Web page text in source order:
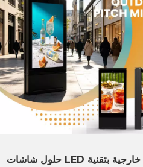
حلول شاشات LED خارجية بتقنية MIP ذات دقة عالية